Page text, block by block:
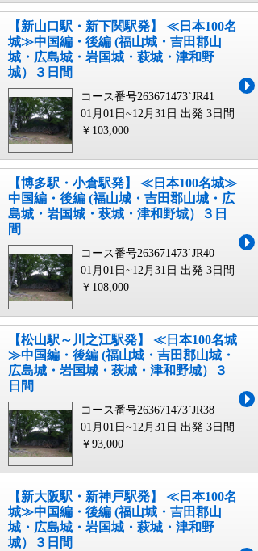
【新山口駅・新下関駅発】 ≪日本100名
城≫中国編・後編 (福山城・吉田郡山
城・広島城・岩国城・萩城・津和野
城）３日間
コース番号263671473`JR41
01月01日~12月31日 出発 3日間
￥103,000
【博多駅・小倉駅発】 ≪日本100名城≫
中国編・後編 (福山城・吉田郡山城・広
島城・岩国城・萩城・津和野城）３日
間
コース番号263671473`JR40
01月01日~12月31日 出発 3日間
￥108,000
【松山駅～川之江駅発】 ≪日本100名城
≫中国編・後編 (福山城・吉田郡山城・
広島城・岩国城・萩城・津和野城）３
日間
コース番号263671473`JR38
01月01日~12月31日 出発 3日間
￥93,000
【新大阪駅・新神戸駅発】 ≪日本100名
城≫中国編・後編 (福山城・吉田郡山
城・広島城・岩国城・萩城・津和野
城）３日間